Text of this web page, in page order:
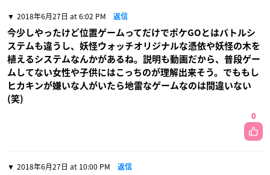
2018年6月27日 at 6:02 PM 返信
今少しやったけど位置ゲームってだけでポケGOとはバトルシ
ステムも違うし、妖怪ウォッチオリジナルな憑依や妖怪の木を
植えるシステムなんかがあるね。説明も動画だから、普段ゲー
ムしてない女性や子供にはこっちのが理解出来そう。でももし
ヒカキンが嫌いな人がいたら地雷なゲームなのは間違いない
(笑)
0
2018年6月27日 at 10:00 PM 返信